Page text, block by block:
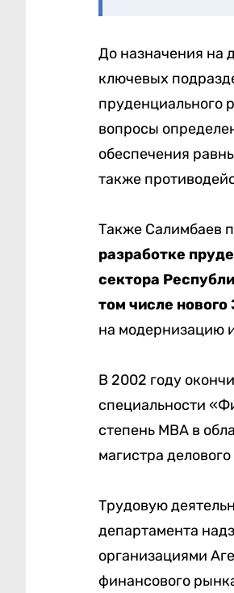
До назначения на
ключевых
пруденциального
вопросы
обеспечения
также
Также Салимбаев
разработке
сектора
том числе
на модернизацию
В 2002 году
специальности
степень MBA в
магистра
Трудовую
департамента
организациями
финансового